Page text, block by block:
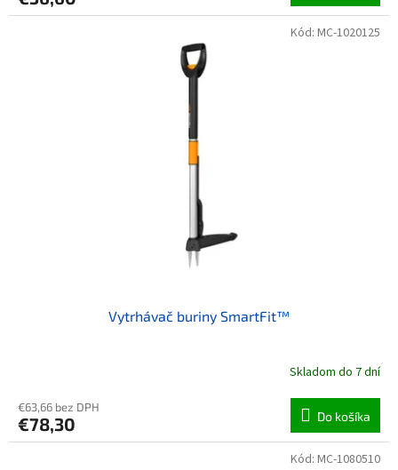
Vytrhávač buriny SmartFit™
Skladom do 7 dní
€63,66 bez DPH
€78,30 Do košíka
Kód: MC-1020125
Kód: MC-1080510